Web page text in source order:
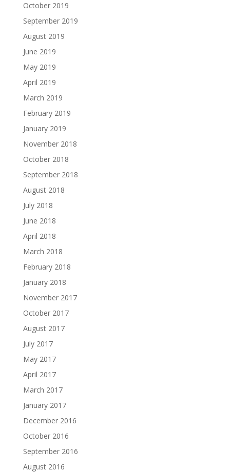
October 2019
September 2019
August 2019
June 2019
May 2019
April 2019
March 2019
February 2019
January 2019
November 2018
October 2018
September 2018
August 2018
July 2018
June 2018
April 2018
March 2018
February 2018
January 2018
November 2017
October 2017
August 2017
July 2017
May 2017
April 2017
March 2017
January 2017
December 2016
October 2016
September 2016
August 2016